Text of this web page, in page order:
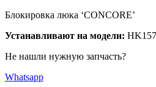
Блокировка люка ‘CONCORE’
Устанавливают на модели:
Не нашли нужную запчасть?
Whatsapp